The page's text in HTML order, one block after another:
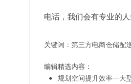
电话，我们会有专业的
关键词： 第三方电商仓储配
编辑精选内容：
规划空间提升效率—大